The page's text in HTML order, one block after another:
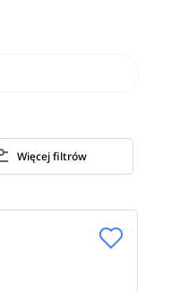
Więcej filtrów